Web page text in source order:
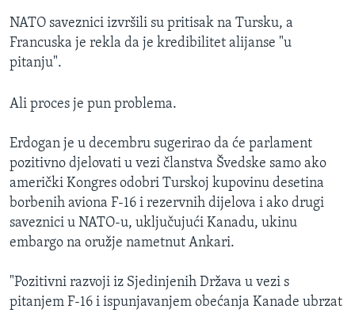
NATO saveznici izvršili su pritisak na Tursku, a
Francuska je rekla da je kredibilitet alijanse "u
pitanju".
Ali proces je pun problema.
Erdogan je u decembru sugerirao da će parlament
pozitivno djelovati u vezi članstva Švedske samo ako
američki Kongres odobri Turskoj kupovinu desetina
borbenih aviona F-16 i rezervnih dijelova i ako drugi
saveznici u NATO-u, uključujući Kanadu, ukinu
embargo na oružje nametnut Ankari.
"Pozitivni razvoji iz Sjedinjenih Država u vezi s
pitanjem F-16 i ispunjavanjem obećanja Kanade ubrzat